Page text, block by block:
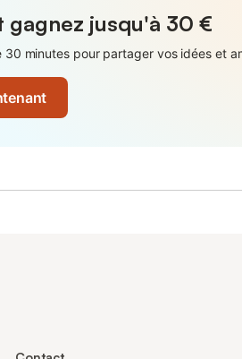
gagnez jusqu'à 30 €
minutes pour partager vos idées et